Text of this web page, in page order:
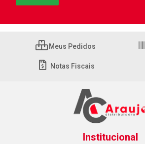
Meus Pedidos
Notas Fiscais
Institucional